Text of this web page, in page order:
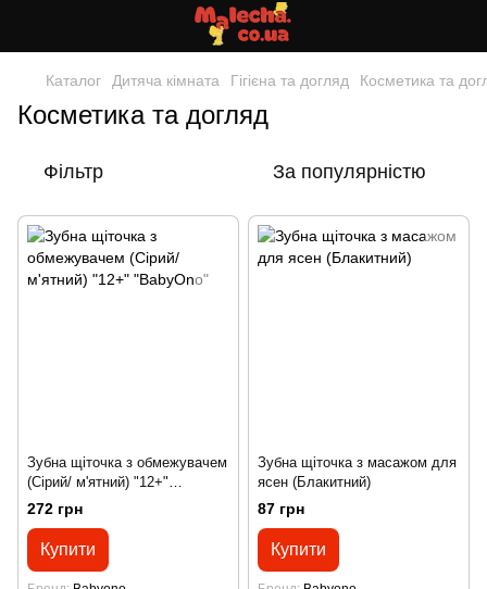
Каталог Дитяча кімната Гігієна та догляд Косметика та
Косметика та догляд
Фільтр За популярністю
Зубна щіточка з обмежувачем
(Сірий/ м'ятний) "12+"
"BabyOno"
272 грн
Купити
Зубна щіточка з масажом для
ясен (Блакитний)
87 грн
Купити